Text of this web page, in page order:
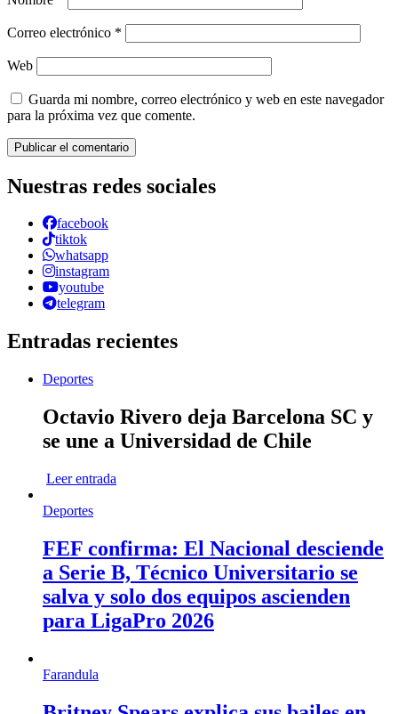
Correo electrónico *
Web
Guarda mi nombre, correo electrónico y web en este navegador
para la próxima vez que comente.
Nuestras redes sociales
facebook
tiktok
whatsapp
instagram
youtube
telegram
Entradas recientes
Deportes
Octavio Rivero deja Barcelona SC y
se une a Universidad de Chile
Leer entrada
Deportes
FEF confirma: El Nacional desciende
a Serie B, Técnico Universitario se
salva y solo dos equipos ascienden
para LigaPro 2026
Farandula